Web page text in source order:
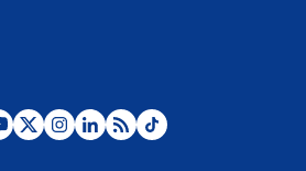
Posesión de Abelardo De La Espriella